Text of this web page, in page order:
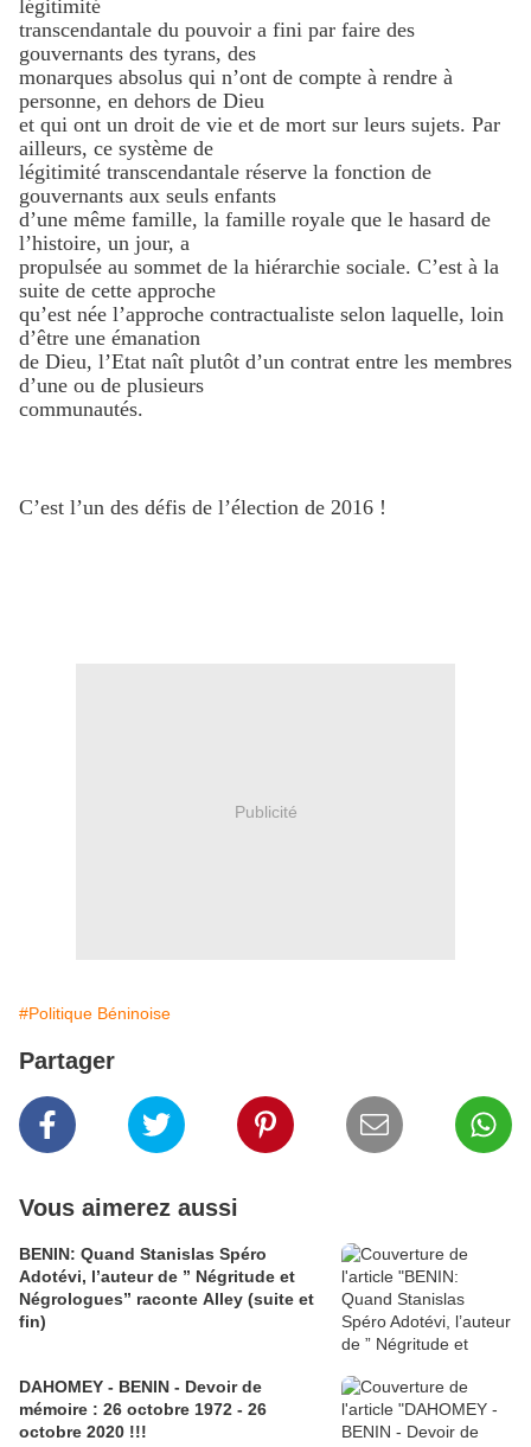
légitimité
transcendantale du pouvoir a fini par faire des
gouvernants des tyrans, des
monarques absolus qui n’ont de compte à rendre à
personne, en dehors de Dieu
et qui ont un droit de vie et de mort sur leurs sujets. Par
ailleurs, ce système de
légitimité transcendantale réserve la fonction de
gouvernants aux seuls enfants
d’une même famille, la famille royale que le hasard de
l’histoire, un jour, a
propulsée au sommet de la hiérarchie sociale. C’est à la
suite de cette approche
qu’est née l’approche contractualiste selon laquelle, loin
d’être une émanation
de Dieu, l’Etat naît plutôt d’un contrat entre les membres
d’une ou de plusieurs
communautés.
C’est l’un des défis de l’élection de 2016 !
Publicité
#Politique Béninoise
Partager
Vous aimerez aussi
BENIN: Quand Stanislas Spéro
Adotévi, l’auteur de ” Négritude et
Négrologues” raconte Alley (suite et
fin)
DAHOMEY - BENIN - Devoir de
mémoire : 26 octobre 1972 - 26
octobre 2020 !!!